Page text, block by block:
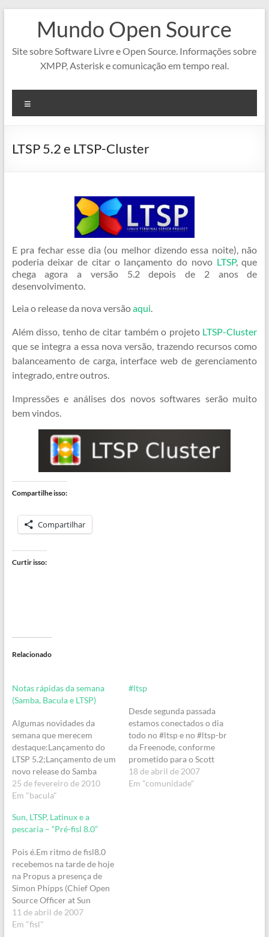
conteúdo
Mundo Open Source
Site sobre Software Livre e Open Source. Informações sobre
XMPP, Asterisk e comunicação em tempo real.
LTSP 5.2 e LTSP-Cluster
E pra fechar esse dia (ou melhor dizendo essa noite), não
poderia deixar de citar o lançamento do novo LTSP, que
chega agora a versão 5.2 depois de 2 anos de
desenvolvimento.
Leia o release da nova versãoaqui.
Além disso, tenho de citar também o projeto LTSP-Cluster
que se integra a essa nova versão, trazendo recursos como
balanceamento de carga, interface web de gerenciamento
integrado, entre outros.
Impressões e análises dos novos softwares serão muito
bem vindos.
Compartilhe isso:
Compartilhar
Curtir isso:
Relacionado
Notas rápidas da semana
(Samba, Bacula e LTSP)
Algumas novidades da
semana que merecem
destaque:Lançamento do
LTSP 5.2;Lançamento de um
novo release do Samba
3.4.X (versão 3.4.6),
trazendo uma série de
Bacula 5.0.1 que além de
corrigir vários bugs, teve
e que principalmente
corrigiu um sério bug de
performance com o banco
de…
25 de fevereiro de 2010
Em "bacula"
#ltsp
Desde segunda passada
estamos conectados o dia
todo no #ltsp e no #ltsp-br
da Freenode, conforme
prometido para o Scott
Balneaves.Eu (mhterres),
Alberto (bengoa), Guaraldo
18 de abril de 2007
Em "comunidade"
Sun, LTSP, Latinux e a
pescaria – “Pré-fisl 8.0”
Pois é.Em ritmo de fisl8.0
recebemos na tarde de hoje
na Propus a presença de
Simon Phipps (Chief Open
Source Officer at Sun
Microsystems), Rich Sands
(Community Marketing
11 de abril de 2007
Em "fisl"